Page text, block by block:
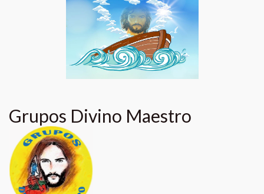
Grupos Divino Maestro